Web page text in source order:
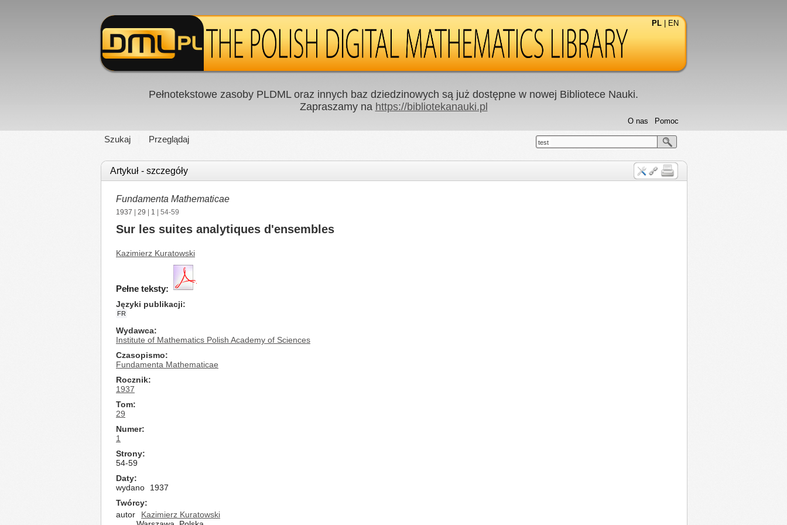
PL EN
Pełnotekstowe zasoby PLDML oraz innych baz dziedzinowych są już dostępne w nowej Bibliotece Nauki.
Zapraszamy na https://bibliotekanauki.pl
Szukaj Przeglądaj
Pomoc
O nas
test
Artykuł - szczegóły
Fundamenta Mathematicae
1937 29 1 | 54-59
Sur les suites analytiques d'ensembles
Kazimierz Kuratowski
Pełne teksty:
Języki publikacji
FR
Wydawca
Institute of Mathematics Polish Academy of Sciences
Czasopismo
Fundamenta Mathematicae
Rocznik
1937
Tom
29
Numer
1
Strony
54-59
Daty
wydano
1937
Twórcy
autor
Kazimierz Kuratowski